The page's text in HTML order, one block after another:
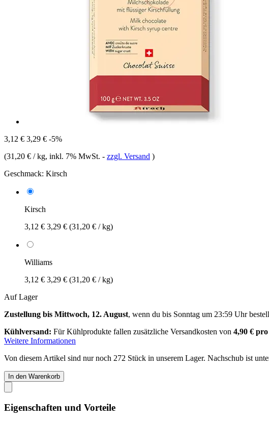
3,12 € 3,29 € -5%
(31,20 € / kg, inkl. 7% MwSt. - zzgl. Versand )
Geschmack: Kirsch
Kirsch
3,12 € 3,29 € (31,20 € / kg)
Williams
3,12 € 3,29 € (31,20 € / kg)
Auf Lager
Zustellung bis Mittwoch, 12. August, wenn du bis Sonntag um 23:59 Uhr
Kühlversand: Für Kühlprodukte fallen zusätzliche Versandkosten von 4,90 €
Weitere Informationen
Von diesem Artikel sind nur noch 272 Stück in unserem Lager. Nachschub ist
In den Warenkorb
Eigenschaften und Vorteile